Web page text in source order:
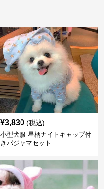
¥3,830 (税込)
小型犬服 星柄ナイトキャップ付
きパジャマセット